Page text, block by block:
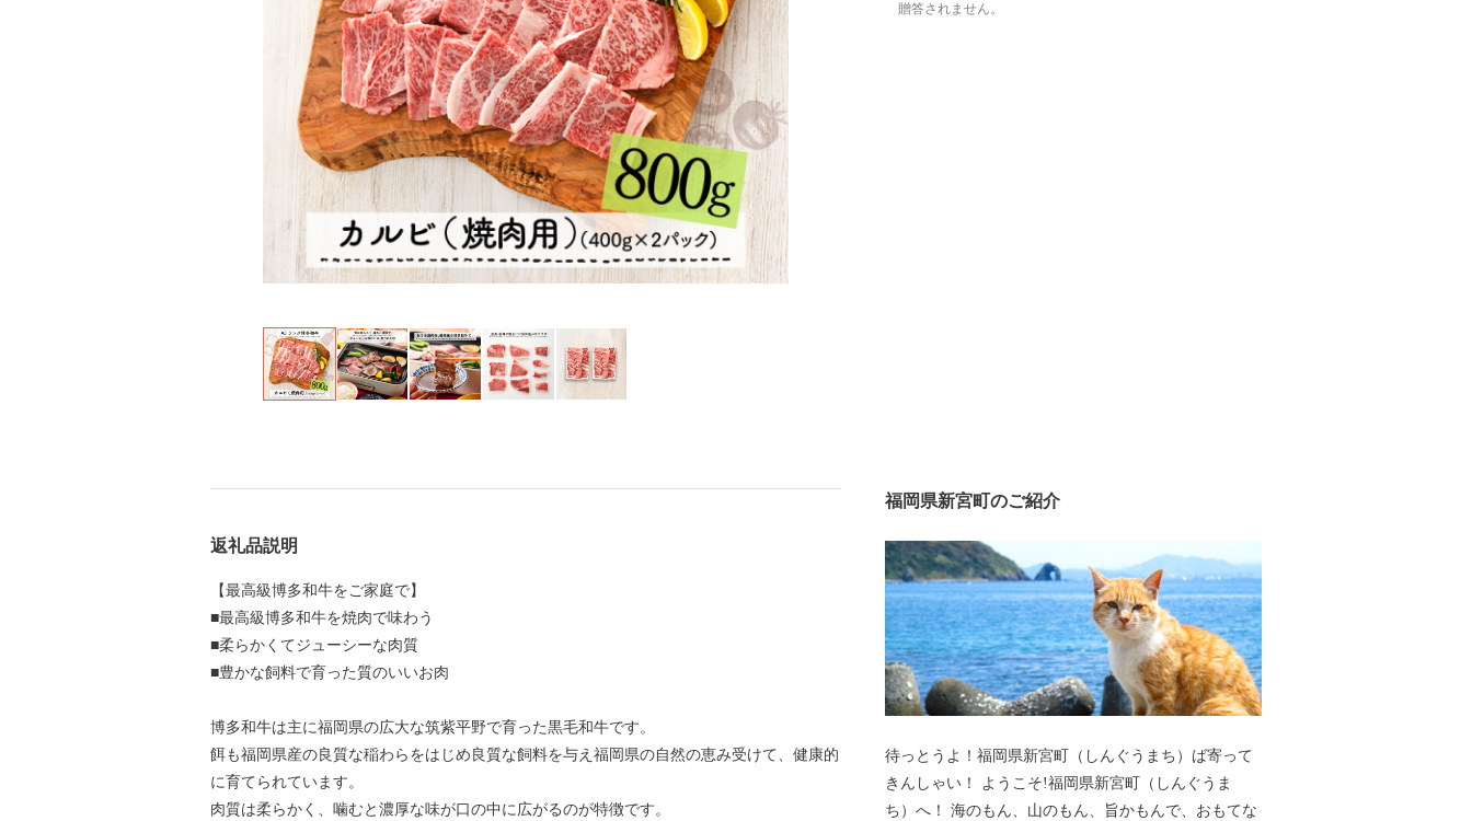
贈答されません。
返礼品説明
【最高級博多和牛をご家庭で】
■最高級博多和牛を焼肉で味わう
■柔らかくてジューシーな肉質
■豊かな飼料で育った質のいいお肉
博多和牛は主に福岡県の広大な筑紫平野で育った黒毛和牛です。
餌も福岡県産の良質な稲わらをはじめ良質な飼料を与え福岡県の自然の恵み受けて、健康的
に育てられています。
肉質は柔らかく、噛むと濃厚な味が口の中に広がるのが特徴です。
福岡県新宮町のご紹介
待っとうよ！福岡県新宮町（しんぐうまち）ば寄って
きんしゃい！ ようこそ!福岡県新宮町（しんぐうま
ち）へ！ 海のもん、山のもん、旨かもんで、おもてな